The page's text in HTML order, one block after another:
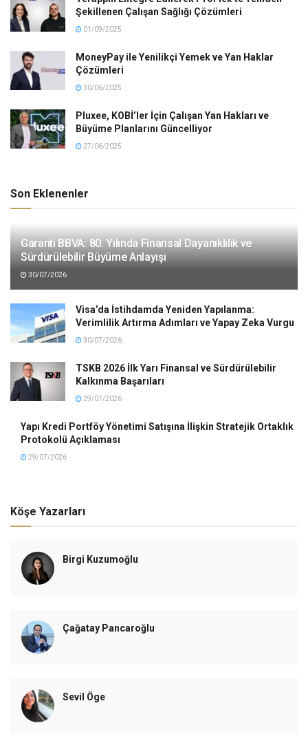
Şekillenen Çalışan Sağlığı Çözümleri
01/09/2025
MoneyPay ile Yenilikçi Yemek ve Yan Haklar
Çözümleri
30/06/2025
Pluxee, KOBİ’ler İçin Çalışan Yan Hakları ve
Büyüme Planlarını Güncelliyor
27/06/2025
Son Eklenenler
Garanti BBVA: 80. Yılında Finansal Dayanıklılık ve
Sürdürülebilir Büyüme Anlayışı
30/07/2026
Visa’da İstihdamda Yeniden Yapılanma:
Verimlilik Artırma Adımları ve Yapay Zeka Vurgu
30/07/2026
TSKB 2026 İlk Yarı Finansal ve Sürdürülebilir
Kalkınma Başarıları
29/07/2026
Yapı Kredi Portföy Yönetimi Satışına İlişkin Stratejik Ortaklık
Protokolü Açıklaması
29/07/2026
Köşe Yazarları
Birgi Kuzumoğlu
Çağatay Pancaroğlu
Sevil Öge